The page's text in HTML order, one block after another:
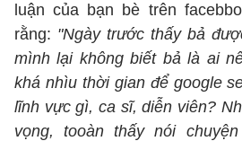
luận của bạn bè trên
rằng: "Ngày trước thấy bả
mình lại không biết bả là ai
khá nhìu thời gian để google
lĩnh vực gì, ca sĩ, diễn viên?
vọng, tooàn thấy nói